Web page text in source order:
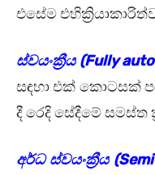
එසේම
ස්‌වයංක්‍රීය (Fully
සඳහා එක්‌ කොටසක්‌
දී රෙදි සේදීමේ සමස්‌ත
අර්ධ ස්‌වයංක්‍රීය